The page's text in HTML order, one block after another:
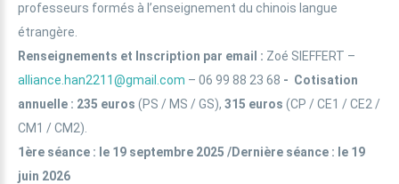
professeurs formés à l’enseignement du chinois langue
étrangère.
Renseignements et Inscription par email : Zoé SIEFFERT –
alliance.han2211@gmail.com – 06 99 88 23 68 - Cotisation
annuelle : 235 euros (PS / MS / GS), 315 euros (CP / CE1 / CE2 /
CM1 / CM2).
1ère séance : le 19 septembre 2025 /Dernière séance : le 19
juin 2026